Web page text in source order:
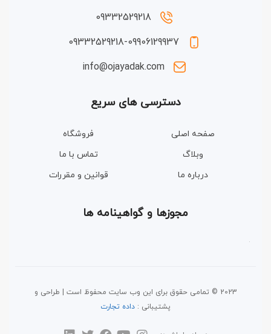
09332529218
09332529218-09906129937
info@ojayadak.com
دسترسی های سریع
صفحه اصلی
فروشگاه
وبلاگ
تماس با ما
درباره ما
قوانین و مقررات
مجوزها و گواهینامه ها
2023 © تمامی حقوق برای این وب سایت محفوظ است | طراحی و
پشتیبانی : داده تجارت